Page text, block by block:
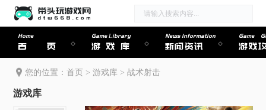
Home
首页
Game Library
游戏库
News Information
新闻资讯
Game
游戏
您的位置：首页 >游戏库 >战术射击
游戏库